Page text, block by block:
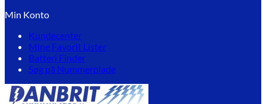
Min Konto
Kundecenter
Mine Favorit Lister
Batteri Finder
Søg på Nummerplade